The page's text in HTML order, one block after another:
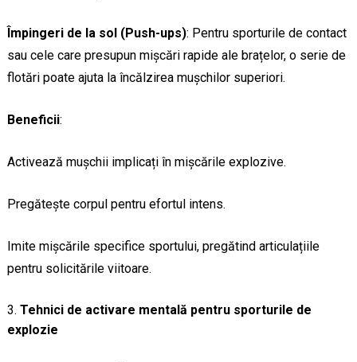
Împingeri de la sol (Push-ups): Pentru sporturile de contact
sau cele care presupun mișcări rapide ale brațelor, o serie de
flotări poate ajuta la încălzirea mușchilor superiori.
Beneficii:
Activează mușchii implicați în mișcările explozive.
Pregătește corpul pentru efortul intens.
Imite mișcările specifice sportului, pregătind articulațiile
pentru solicitările viitoare.
Tehnici de activare mentală pentru sporturile de
explozie